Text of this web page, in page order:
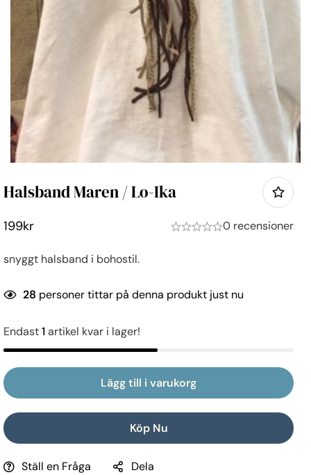
Halsband Maren / Lo-Ika
199kr 0 recensioner
snyggt halsband i bohostil.
28 personer tittar på denna produkt just nu
Endast1 artikel kvar i lager!
Lägg till i varukorg
Köp Nu
Ställ en Fråga Dela